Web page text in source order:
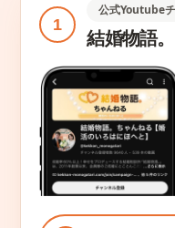
1
公式Youtube
結婚物語